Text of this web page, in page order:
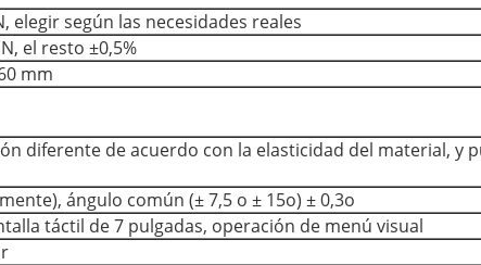
elegir según las necesidades reales
el resto ±0,5%
mm
diferente de acuerdo con la elasticidad del material, y
ángulo común (± 7,5 o ± 15o) ± 0,3o
táctil de 7 pulgadas, operación de menú visual